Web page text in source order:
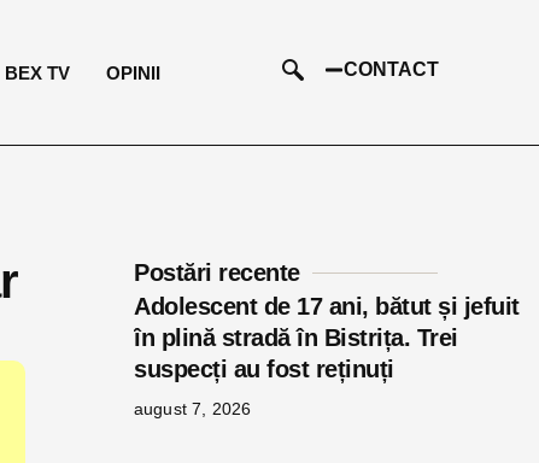
BEX TV OPINII CONTACT
Postări recente
Adolescent de 17 ani, bătut și jefuit
în plină stradă în Bistrița. Trei
suspecți au fost reținuți
august 7, 2026